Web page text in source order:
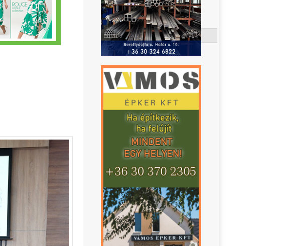
Keresés